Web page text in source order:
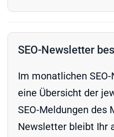
SEO-Newsletter
Im monatlichen
eine Übersicht der
SEO-Meldungen des
Newsletter bleibt Ihr